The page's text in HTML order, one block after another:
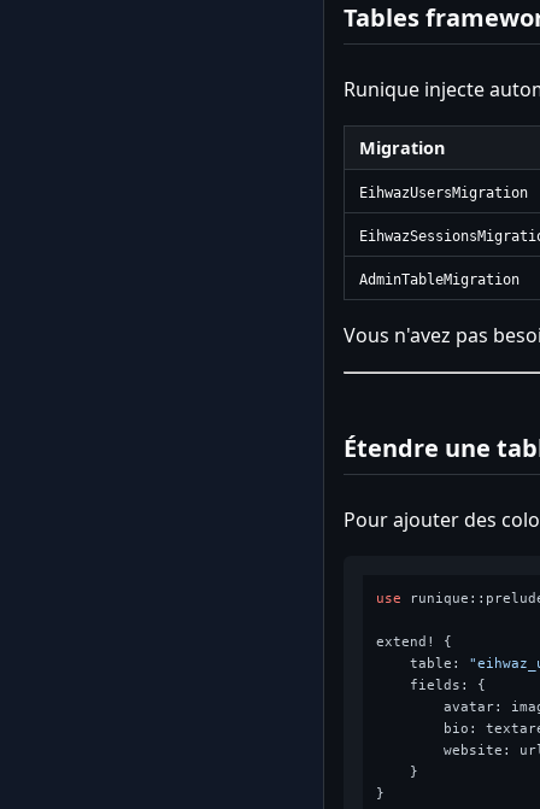
Tables
Runique injecte
Migration
EihwazUsersMigration
AdminTableMigration
Vous n'avez pas
Étendre une
Pour ajouter des
use
extend! {
    table:
    fields: {
avatar:
bio:
website:
    }